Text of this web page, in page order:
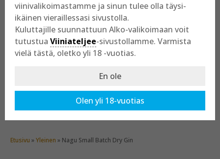
Vajossuonkatu 10
20360 Turku
y-tunnus: 2009865-8
Etusivu »Yleinen » Nagu Small Batch Dry Gin
viinivalikoimastamme ja sinun tulee olla täysi-
ikäinen vieraillessasi sivustolla.
Kuluttajille suunnattuun Alko-valikoimaan voit
tutustua Viiniateljee-sivustollamme. Varmista
vielä tästä, oletko yli 18 -vuotias.
En ole
Olen yli 18-vuotias